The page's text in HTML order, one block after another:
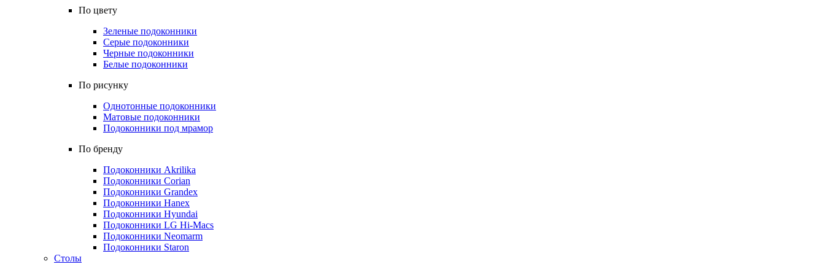
По цвету
Зеленые подоконники
Серые подоконники
Черные подоконники
Белые подоконники
По рисунку
Однотонные подоконники
Матовые подоконники
Подоконники под мрамор
По бренду
Подоконники Akrilika
Подоконники Corian
Подоконники Grandex
Подоконники Hanex
Подоконники Hyundai
Подоконники LG Hi-Macs
Подоконники Neomarm
Подоконники Staron
Столы